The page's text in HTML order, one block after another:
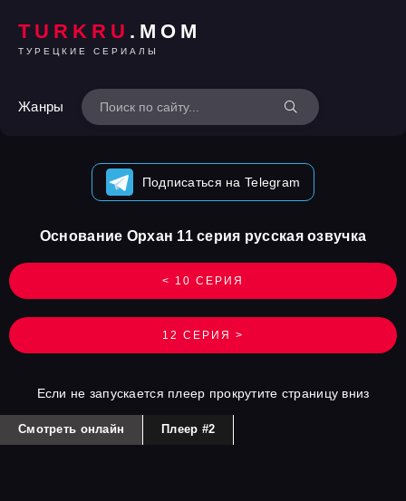
TURKRU .MOM
ТУРЕЦКИЕ СЕРИАЛЫ
Жанры
Подписаться на Telegram
< 10 СЕРИЯ
Основание Орхан 11 серия русская озвучка
12 СЕРИЯ >
Если не запускается плеер прокрутите страницу вниз
Смотреть онлайн Плеер #2